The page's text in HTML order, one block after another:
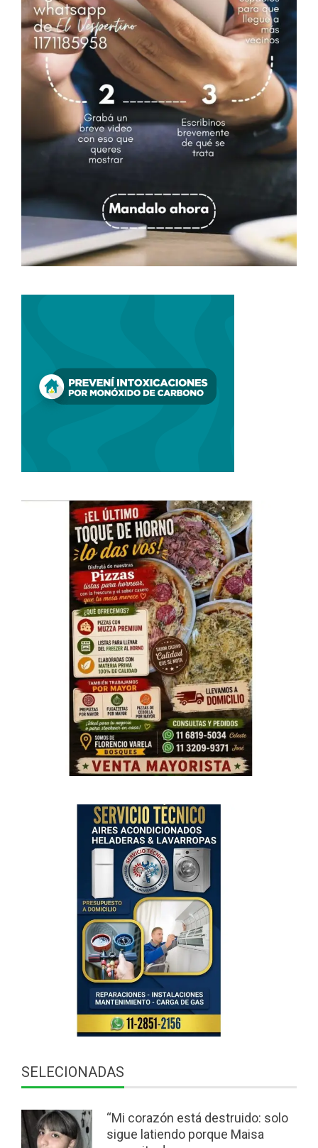
SELECIONADAS
“Mi corazón está destruido: solo
sigue latiendo porque Maisa